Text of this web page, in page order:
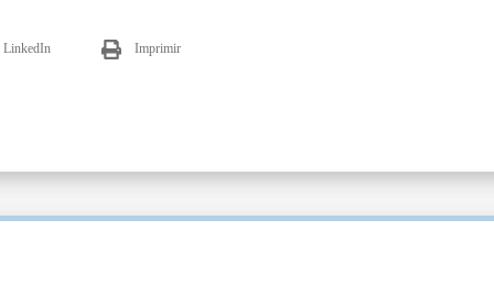
LinkedIn Imprimir